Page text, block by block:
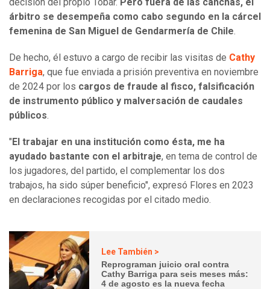
árbitro se desempeña como cabo segundo en la cárcel
femenina de San Miguel de Gendarmería de Chile.
De hecho, él estuvo a cargo de recibir las visitas de Cathy
Barriga, que fue enviada a prisión preventiva en noviembre
de 2024 por los cargos de fraude al fisco, falsificación
de instrumento público y malversación de caudales
públicos.
"El trabajar en una institución como ésta, me ha
ayudado bastante con el arbitraje, en tema de control de
los jugadores, del partido, el complementar los dos
trabajos, ha sido súper beneficio", expresó Flores en 2023
en declaraciones recogidas por el citado medio.
Lee También >
Reprograman juicio oral contra
Cathy Barriga para seis meses más:
4 de agosto es la nueva fecha